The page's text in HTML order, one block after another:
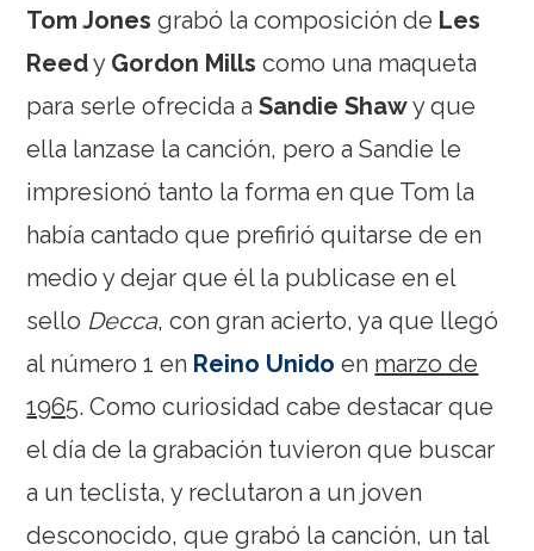
Tom Jones grabó la composición de Les
Reedy Gordon Mills como una maqueta
para serle ofrecida aSandie Shawy que
ella lanzase la canción, pero a Sandie le
impresionó tanto la forma en que Tom la
había cantado que prefirió quitarse de en
medio y dejar que él la publicase en el
sello Decca, con gran acierto, ya que llegó
al número 1 en Reino Unido en marzo de
1965. Como curiosidad cabe destacar que
el día de la grabación tuvieron que buscar
a un teclista, y reclutaron a un joven
desconocido, que grabó la canción, un tal